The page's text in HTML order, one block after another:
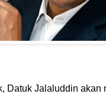
Datuk Jalaluddin akan